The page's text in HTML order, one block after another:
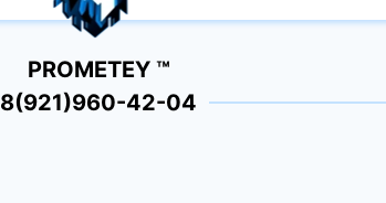
PROMETEY ™
8(921)960-42-04